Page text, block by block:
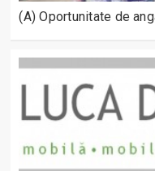
(A) Oportunitate de